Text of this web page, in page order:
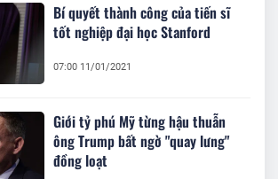
Bí quyết thành công của tiến sĩ
tốt nghiệp đại học Stanford
07:00 11/01/2021
Giới tỷ phú Mỹ từng hậu thuẫn
ông Trump bất ngờ "quay lưng"
đồng loạt